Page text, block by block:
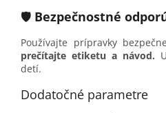
🛡️ Bezpečnostné
Používajte prípravky
prečítajte etiketu a návod.
detí.
Dodatočné parametre